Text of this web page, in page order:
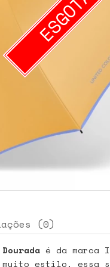
(0)
é da marca
muito estilo, essa